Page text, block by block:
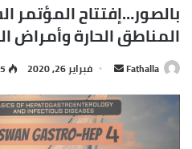
بالصور…إفتتاح المؤتمر
المناطق الحارة وأمراض
Fathalla
أرسل
إلكترونيا
فبراير 26, 2020